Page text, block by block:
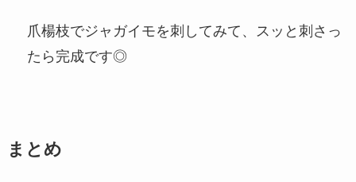
爪楊枝でジャガイモを刺してみて、スッと刺さっ
たら完成です◎
まとめ